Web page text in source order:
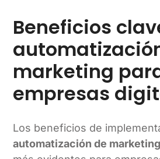
Beneficios
marketing
empresas
Los beneficios de
automatización de marketing